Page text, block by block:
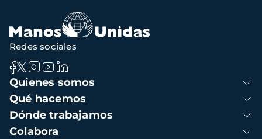
Navegación
principal
Quienes somos
Qué hacemos
Dónde trabajamos
Colabora
Redes sociales